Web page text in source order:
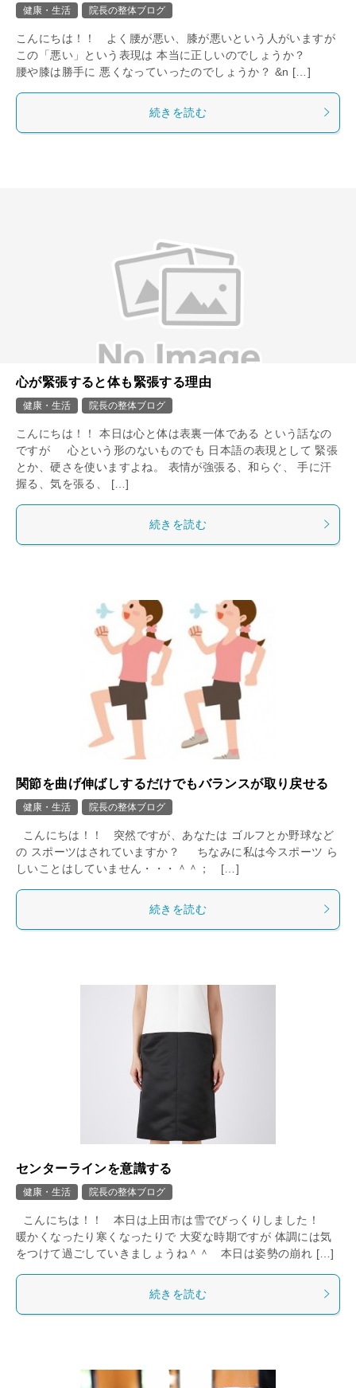
健康・生活 院長の整体ブログ
こんにちは！！ よく腰が悪い、膝が悪いという人がいますが
この「悪い」という表現は 本当に正しいのでしょうか？
腰や膝は勝手に 悪くなっていったのでしょうか？ &n […]
続きを読む
心が緊張すると体も緊張する理由
健康・生活 院長の整体ブログ
こんにちは！！ 本日は心と体は表裏一体である という話なの
ですが 心という形のないものでも 日本語の表現として 緊張
とか、硬さを使いますよね。 表情が強張る、和らぐ、 手に汗
握る、気を張る、 […]
続きを読む
関節を曲げ伸ばしするだけでもバランスが取り戻せる
健康・生活 院長の整体ブログ
こんにちは！！ 突然ですが、あなたは ゴルフとか野球など
の スポーツはされていますか？ ちなみに私は今スポーツ ら
しいことはしていません・・・＾＾； […]
続きを読む
センターラインを意識する
健康・生活 院長の整体ブログ
こんにちは！！ 本日は上田市は雪でびっくりしました！
暖かくなったり寒くなったりで 大変な時期ですが 体調には気
をつけて過ごしていきましょうね＾＾ 本日は姿勢の崩れ […]
続きを読む